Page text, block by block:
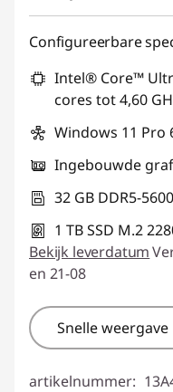
Configureerbare
Intel® Core™
cores tot 4,60
Windows 11 Pro
Ingebouwde
32 GB DDR5-
1 TB SSD M.2
Bekijk leverdatum
en 21-08
Snelle weergave
artikelnummer: